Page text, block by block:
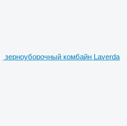
зерноуборочный комбайн Laverda